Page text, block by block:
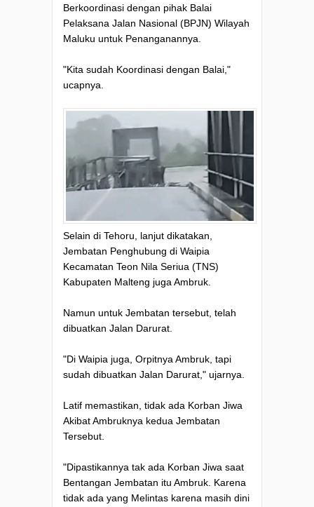
Berkoordinasi dengan pihak Balai
Pelaksana Jalan Nasional (BPJN) Wilayah
Maluku untuk Penanganannya.
"Kita sudah Koordinasi dengan Balai,"
ucapnya.
Selain di Tehoru, lanjut dikatakan,
Jembatan Penghubung di Waipia
Kecamatan Teon Nila Seriua (TNS)
Kabupaten Malteng juga Ambruk.
Namun untuk Jembatan tersebut, telah
dibuatkan Jalan Darurat.
"Di Waipia juga, Orpitnya Ambruk, tapi
sudah dibuatkan Jalan Darurat," ujarnya.
Latif memastikan, tidak ada Korban Jiwa
Akibat Ambruknya kedua Jembatan
Tersebut.
"Dipastikannya tak ada Korban Jiwa saat
Bentangan Jembatan itu Ambruk. Karena
tidak ada yang Melintas karena masih dini